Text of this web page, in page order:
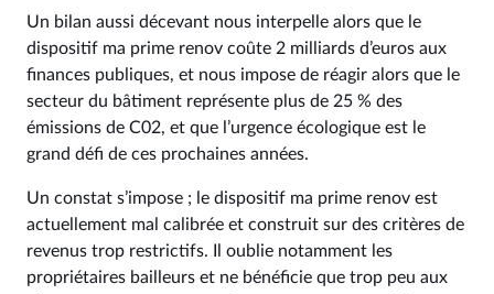
Un bilan aussi décevant nous interpelle alors que le
dispositif ma prime renov coûte 2 milliards d’euros aux
finances publiques, et nous impose de réagir alors que le
secteur du bâtiment représente plus de 25 % des
émissions de C02, et que l’urgence écologique est le
grand défi de ces prochaines années.
Un constat s’impose ; le dispositif ma prime renov est
actuellement mal calibrée et construit sur des critères de
revenus trop restrictifs. Il oublie notamment les
propriétaires bailleurs et ne bénéficie que trop peu aux